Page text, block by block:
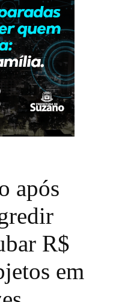
após
R$
em